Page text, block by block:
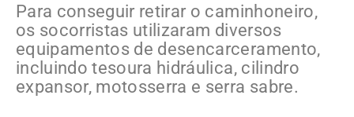
Para conseguir retirar o caminhoneiro,
os socorristas utilizaram diversos
equipamentos de desencarceramento,
incluindo tesoura hidráulica, cilindro
expansor, motosserra e serra sabre.